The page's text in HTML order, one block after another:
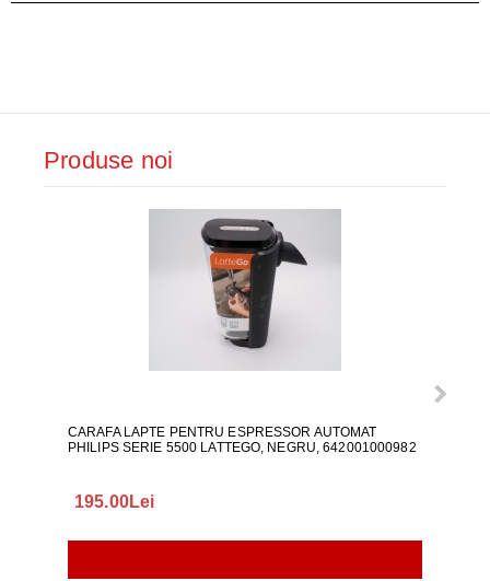
Produse noi
CARAFA LAPTE PENTRU ESPRESSOR AUTOMAT
PHILIPS SERIE 5500 LATTEGO, NEGRU, 642001000982
195.00Lei